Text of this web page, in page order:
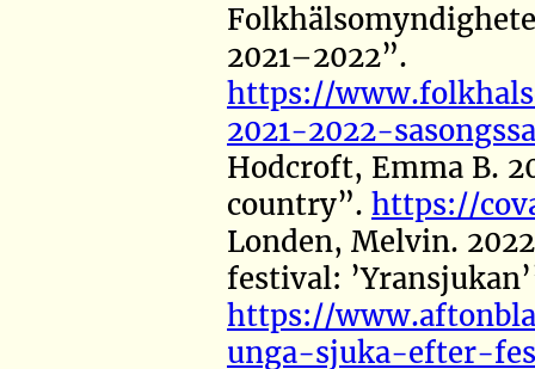
2021–2022”.
https://
2021-2022-
Hodcroft, Emma B.
country”. https://
Londen, Melvin.
festival:
https://
unga-sjuka-efter-